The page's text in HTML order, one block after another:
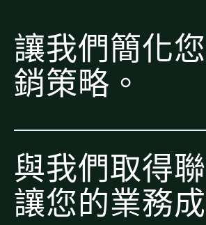
讓我們簡化
銷策略。
與我們取得聯
讓您的業務成